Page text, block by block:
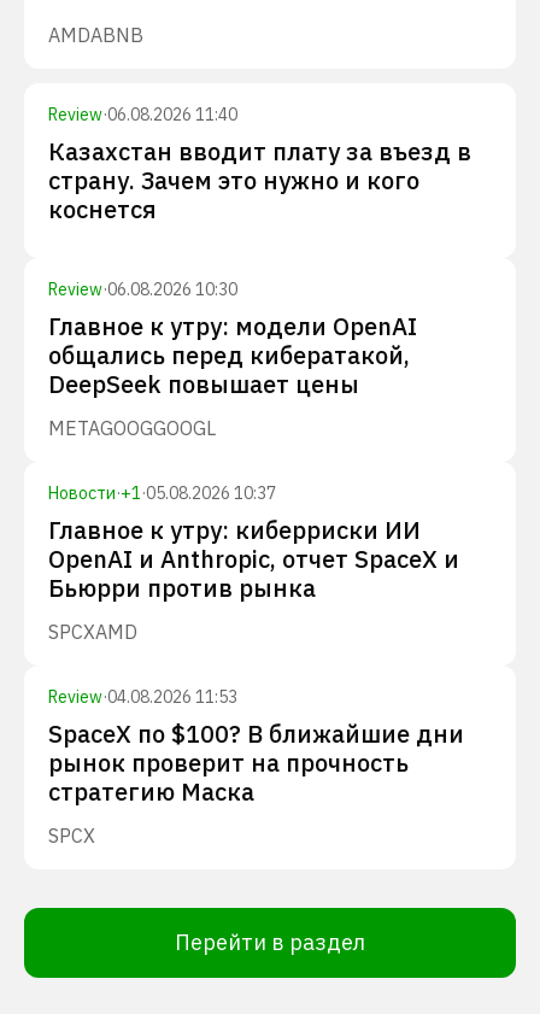
AMDABNB
Review·06.08.2026 11:40
Казахстан вводит плату за въезд в
страну. Зачем это нужно и кого
коснется
Review·06.08.2026 10:30
Главное к утру: модели OpenAI
общались перед кибератакой,
DeepSeek повышает цены
METAGOOGGOOGL
Новости·+1·05.08.2026 10:37
Главное к утру: киберриски ИИ
OpenAI и Anthropic, отчет SpaceX и
Бьюрри против рынка
SPCXAMD
Review·04.08.2026 11:53
SpaceX по $100? В ближайшие дни
рынок проверит на прочность
стратегию Маска
SPCX
Перейти в раздел